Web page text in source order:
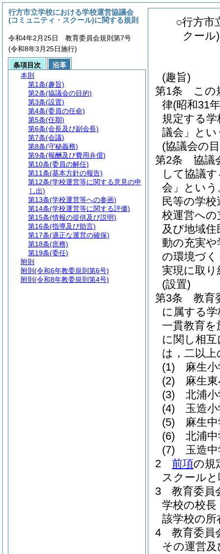
○行方市
クール
(趣旨)
第1条
この
律(昭和31
規定する
議会」とい
(協議会の
第2条
協議
して協議
会」という
民等の学
校運営へ
及び地域
動の充実
の環境づ
実現に取
(設置)
第3条
教育
に属する
一貫教育
に関し相
は，二以
(1)
麻生
(2)
麻生
(3)
北浦
(4)
玉造
(5)
麻生
(6)
北浦
(7)
玉造
2
前項の規
スクール
3
教育委員
学校の校長
該学校の
4
教育委員
その運営
行方市立学校における学校運営協議会
(コミュニティ・スクール)に関する規則
令和4年2月25日 教育委員会規則第7号
(令和8年3月25日施行)
条項目次
沿革
本則
第1条(趣旨)
第2条(協議会の目的)
第3条(設置)
第4条(委員の任命)
第5条(任期)
第6条(会長及び副会長)
第7条(会議)
第8条(守秘義務)
第9条(報酬及び費用弁償)
第10条(委員の解任)
第11条(基本方針の報告)
第12条(学校運営等に関する意見の申
し出)
第13条(学校運営等への参画)
第14条(学校運営等に関する評価)
第15条(情報の提供及び説明)
第16条(指導及び助言)
第17条(適正な運営の確保)
第18条(庶務)
第19条(委任)
附則
附則 (令和6年教委規則第6号)
附則 (令和8年教委規則第4号)